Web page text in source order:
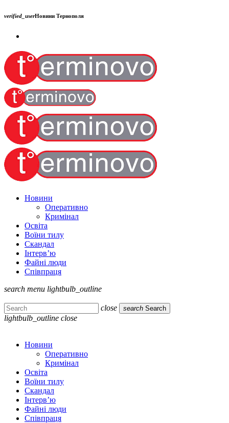
verified_userНовини Тернополя
Новини
Оперативно
Кримінал
Освіта
Воїни тилу
Скандал
Інтерв’ю
Файні люди
Співпраця
search menu lightbulb_outline
close search Search
lightbulb_outline close
Новини
Оперативно
Кримінал
Освіта
Воїни тилу
Скандал
Інтерв’ю
Файні люди
Співпраця